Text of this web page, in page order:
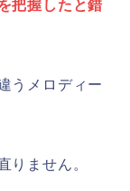
把握したと錯
うメロディー
りません。